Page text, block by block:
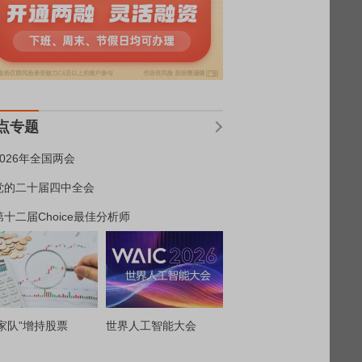
专题
年全国两会
的二十届四中全会
十二届Choice最佳分析师
队”增持股票 世界人工智能大会